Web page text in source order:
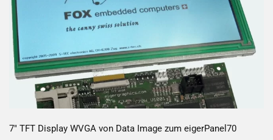
7" TFT Display WVGA von Data Image zum eigerPanel70